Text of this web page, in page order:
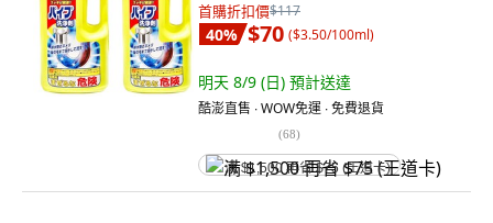
首購折扣價$117
40% $70 ($3.50/100ml)
明天 8/9 (日) 預計送達
酷澎直售 ∙ WOW免運 ∙ 免費退貨
(68)
满 $1,500 再省 $75 (王道卡)